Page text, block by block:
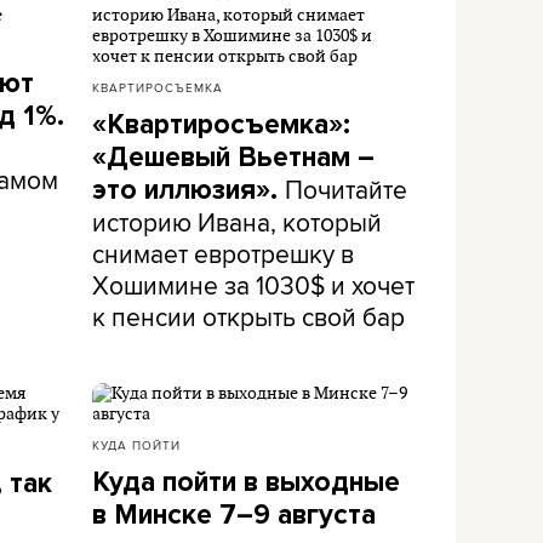
1%.
КВАРТИРОСЪЕМКА
«Квартиросъемка»:
«Дешевый Вьетнам –
это иллюзия». Почитайте
историю Ивана, который
снимает евротрешку в
Хошимине за 1030$ и хочет
к пенсии открыть свой бар
КУДА ПОЙТИ
Куда пойти в выходные
в Минске 7–9 августа